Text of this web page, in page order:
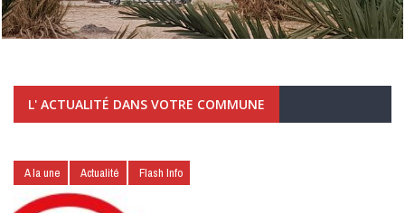
L' ACTUALITÉ DANS VOTRE COMMUNE
A la une Actualité Flash Info